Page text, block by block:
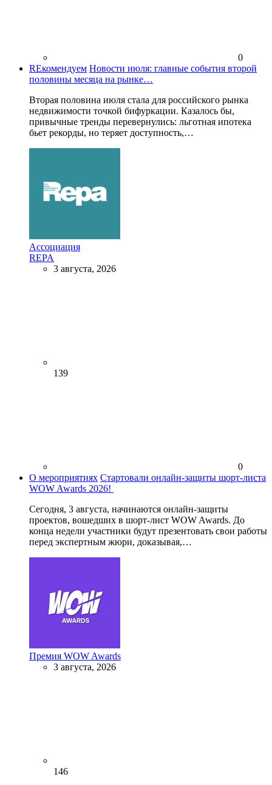
0
REкомендуем Новости июля: главные события второй
половины месяца на рынке…
Вторая половина июля стала для российского рынка
недвижимости точкой бифуркации. Казалось бы,
привычные тренды перевернулись: льготная ипотека
бьет рекорды, но теряет доступность,…
Ассоциация
REPA
3 августа, 2026
139
0
О мероприятиях Стартовали онлайн-защиты шорт-листа
WOW Awards 2026!
Сегодня, 3 августа, начинаются онлайн-защиты
проектов, вошедших в шорт-лист WOW Awards. До
конца недели участники будут презентовать свои работы
перед экспертным жюри, доказывая,…
Премия WOW Awards
3 августа, 2026
146